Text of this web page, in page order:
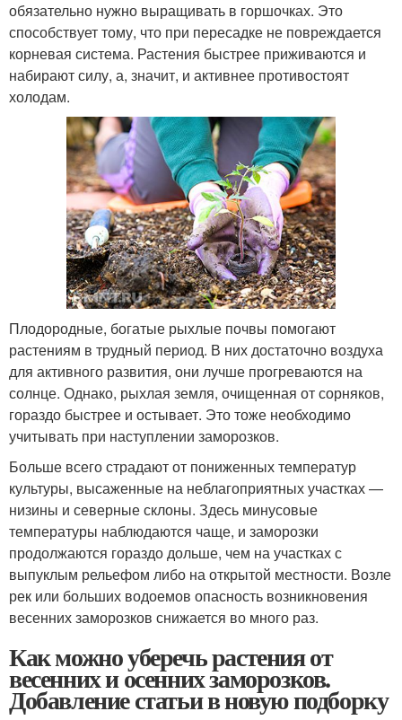
обязательно нужно выращивать в горшочках. Это
способствует тому, что при пересадке не повреждается
корневая система. Растения быстрее приживаются и
набирают силу, а, значит, и активнее противостоят
холодам.
Плодородные, богатые рыхлые почвы помогают
растениям в трудный период. В них достаточно воздуха
для активного развития, они лучше прогреваются на
солнце. Однако, рыхлая земля, очищенная от сорняков,
гораздо быстрее и остывает. Это тоже необходимо
учитывать при наступлении заморозков.
Больше всего страдают от пониженных температур
культуры, высаженные на неблагоприятных участках —
низины и северные склоны. Здесь минусовые
температуры наблюдаются чаще, и заморозки
продолжаются гораздо дольше, чем на участках с
выпуклым рельефом либо на открытой местности. Возле
рек или больших водоемов опасность возникновения
весенних заморозков снижается во много раз.
Как можно уберечь растения от
весенних и осенних заморозков.
Добавление статьи в новую подборку